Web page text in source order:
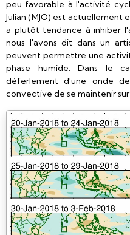
peu favorable à l'activité
Julian (MJO) est actuellement
a plutôt tendance à inhiber
nous l'avons dit dans un
peuvent permettre une
phase humide. Dans le
déferlement d'une onde
convective de se maintenir